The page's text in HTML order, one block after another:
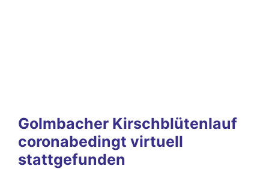
Golmbacher Kirschblütenlauf
coronabedingt virtuell
stattgefunden